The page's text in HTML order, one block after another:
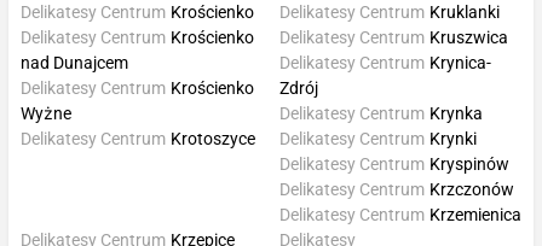
Delikatesy Centrum Krościenko
Delikatesy Centrum Krościenko
nad Dunajcem
Delikatesy Centrum Krościenko
Wyżne
Delikatesy Centrum Krotoszyce
Delikatesy Centrum Kruklanki
Delikatesy Centrum Kruszwica
Delikatesy Centrum Krynica-
Zdrój
Delikatesy Centrum Krynka
Delikatesy Centrum Krynki
Delikatesy Centrum Kryspinów
Delikatesy Centrum Krzczonów
Delikatesy Centrum Krzemienica
Delikatesy Centrum Krzepice
Delikatesy